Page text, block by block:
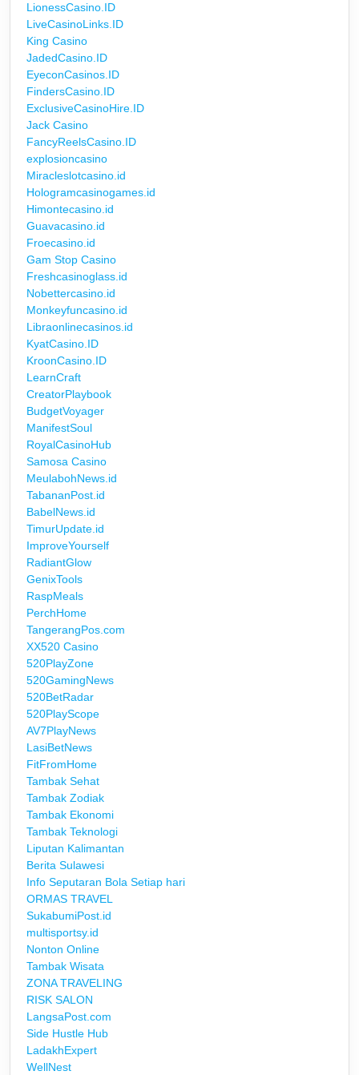
LionessCasino.ID
LiveCasinoLinks.ID
King Casino
JadedCasino.ID
EyeconCasinos.ID
FindersCasino.ID
ExclusiveCasinoHire.ID
Jack Casino
FancyReelsCasino.ID
explosioncasino
Miracleslotcasino.id
Hologramcasinogames.id
Himontecasino.id
Guavacasino.id
Froecasino.id
Gam Stop Casino
Freshcasinoglass.id
Nobettercasino.id
Monkeyfuncasino.id
Libraonlinecasinos.id
KyatCasino.ID
KroonCasino.ID
LearnCraft
CreatorPlaybook
BudgetVoyager
ManifestSoul
RoyalCasinoHub
Samosa Casino
MeulabohNews.id
TabananPost.id
BabelNews.id
TimurUpdate.id
ImproveYourself
RadiantGlow
GenixTools
RaspMeals
PerchHome
TangerangPos.com
XX520 Casino
520PlayZone
520GamingNews
520BetRadar
520PlayScope
AV7PlayNews
LasiBetNews
FitFromHome
Tambak Sehat
Tambak Zodiak
Tambak Ekonomi
Tambak Teknologi
Liputan Kalimantan
Berita Sulawesi
Info Seputaran Bola Setiap hari
ORMAS TRAVEL
SukabumiPost.id
multisportsy.id
Nonton Online
Tambak Wisata
ZONA TRAVELING
RISK SALON
LangsaPost.com
Side Hustle Hub
LadakhExpert
WellNest